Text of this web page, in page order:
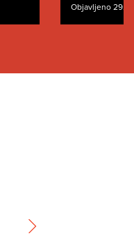
Objavljeno 29.